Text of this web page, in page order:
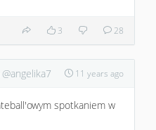
3 28
@angelika7 11 years ago
spotkaniem w